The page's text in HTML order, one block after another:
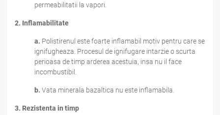
permeabilitatii la vapori.
2. Inflamabilitate
a. Polistirenul este foarte inflamabil motiv pentru care se
ignifugheaza. Procesul de ignifugare intarzie o scurta
perioasa de timp arderea acestuia, insa nu il face
incombustibil.
b. Vata minerala bazaltica nu este inflamabila.
3. Rezistenta in timp